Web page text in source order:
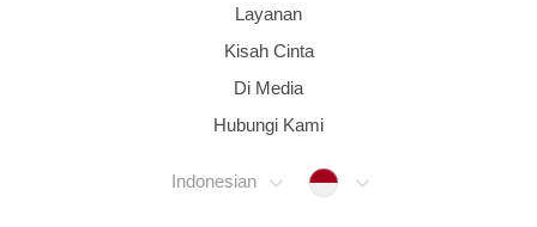
Layanan
Kisah Cinta
Di Media
Hubungi Kami
Indonesian Indonesia